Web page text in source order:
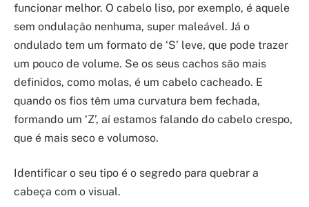
funcionar melhor. O cabelo liso, por exemplo, é aquele
sem ondulação nenhuma, super maleável. Já o
ondulado tem um formato de ‘S’ leve, que pode trazer
um pouco de volume. Se os seus cachos são mais
definidos, como molas, é um cabelo cacheado. E
quando os fios têm uma curvatura bem fechada,
formando um ‘Z’, aí estamos falando do cabelo crespo,
que é mais seco e volumoso.
Identificar o seu tipo é o segredo para quebrar a
cabeça com o visual.